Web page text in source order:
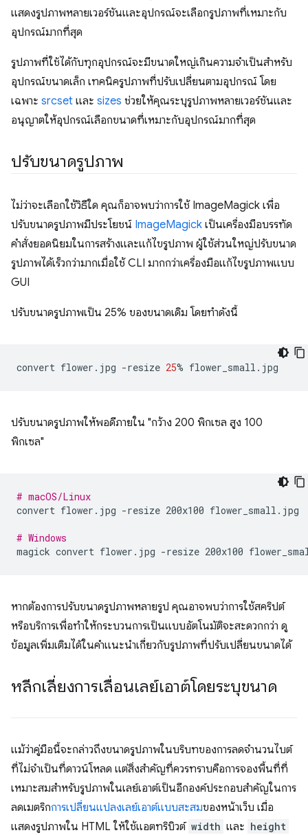
แสดงรูปภาพหลายเวอร์ชันและอุปกรณ์จะเลือกรูปภาพที่เหมาะกับ
อุปกรณ์มากที่สุด
รูปภาพที่ใช้ได้กับทุกอุปกรณ์จะมีขนาดใหญ่เกินความจำเป็นสำหรับ
อุปกรณ์ขนาดเล็ก เทคนิครูปภาพที่ปรับเปลี่ยนตามอุปกรณ์ โดย
เฉพาะ srcset และ sizes ช่วยให้คุณระบุรูปภาพหลายเวอร์ชันและ
อนุญาตให้อุปกรณ์เลือกขนาดที่เหมาะกับอุปกรณ์มากที่สุด
ปรับขนาดรูปภาพ
ไม่ว่าจะเลือกใช้วิธีใด คุณก็อาจพบว่าการใช้ ImageMagick เพื่อ
ปรับขนาดรูปภาพมีประโยชน์ ImageMagick เป็นเครื่องมือบรรทัด
คำสั่งยอดนิยมในการสร้างและแก้ไขรูปภาพ ผู้ใช้ส่วนใหญ่ปรับขนาด
รูปภาพได้เร็วกว่ามากเมื่อใช้ CLI มากกว่าเครื่องมือแก้ไขรูปภาพแบบ
GUI
ปรับขนาดรูปภาพเป็น 25% ของขนาดเดิม โดยทำดังนี้
convert flower.jpg -resize 25%
ปรับขนาดรูปภาพให้พอดีภายใน "กว้าง 200 พิกเซล สูง 100
พิกเซล"
# macOS/Linux
convert flower.jpg -resize 200x100 flower_small.jpg
# Windows
magick convert flower.jpg -resize 200x100
หากต้องการปรับขนาดรูปภาพหลายรูป คุณอาจพบว่าการใช้สคริปต์
หรือบริการเพื่อทำให้กระบวนการเป็นแบบอัตโนมัติจะสะดวกกว่า ดู
ข้อมูลเพิ่มเติมได้ในคำแนะนำเกี่ยวกับรูปภาพที่ปรับเปลี่ยนขนาดได้
หลีกเลี่ยงการเลื่อนเลย์เอาต์โดยระบุขนาด
แม้ว่าคู่มือนี้จะกล่าวถึงขนาดรูปภาพในบริบทของการลดจำนวนไบต์
ที่ไม่จำเป็นที่ดาวน์โหลด แต่สิ่งสำคัญที่ควรทราบคือการจองพื้นที่ที่
เหมาะสมสําหรับรูปภาพในเลย์เอาต์เป็นอีกองค์ประกอบสําคัญในการ
ลดเมตริกการเปลี่ยนแปลงเลย์เอาต์แบบสะสมของหน้าเว็บ เมื่อ
แสดงรูปภาพใน HTML ให้ใช้แอตทริบิวต์ width และ height